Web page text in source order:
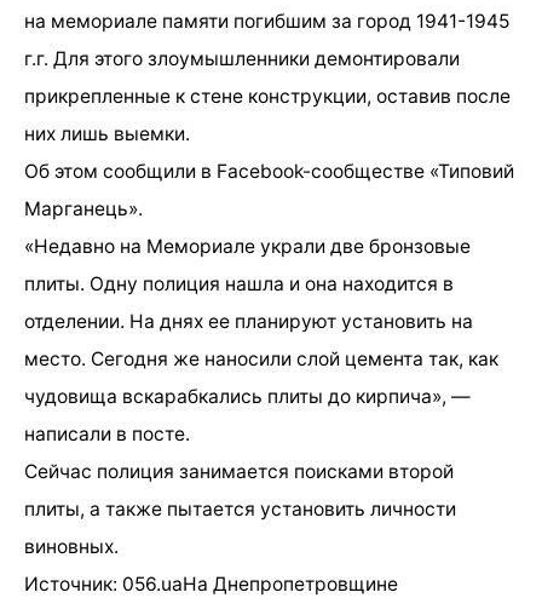
на мемориале памяти погибшим за город 1941-1945
г.г. Для этого злоумышленники демонтировали
прикрепленные к стене конструкции, оставив после
них лишь выемки.
Об этом сообщили в Facebook-сообществе «Типовий
Марганець».
«Недавно на Мемориале украли две бронзовые
плиты. Одну полиция нашла и она находится в
отделении. На днях ее планируют установить на
место. Сегодня же наносили слой цемента так, как
чудовища вскарабкались плиты до кирпича», —
написали в посте.
Сейчас полиция занимается поисками второй
плиты, а также пытается установить личности
виновных.
Источник: 056.uaНа Днепропетровщине